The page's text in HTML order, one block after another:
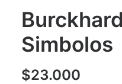
Simbolos
$23.000